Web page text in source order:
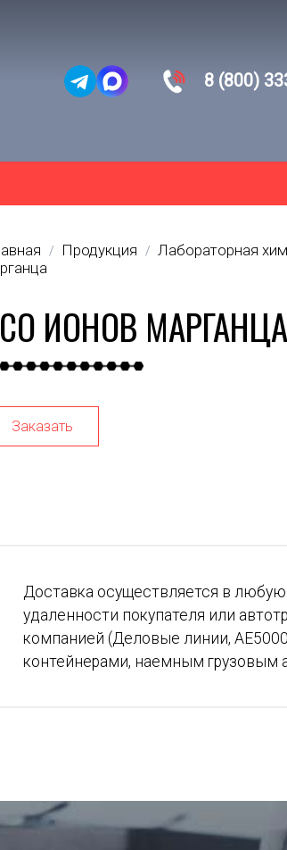
8 (800)
/ Продукция / Лабораторная
ИОНОВ
Заказать
Доставка осуществляется в
удаленности покупателя или
компанией (Деловые линии,
контейнерами, наемным грузовым